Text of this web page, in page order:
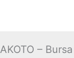
AKOTO –